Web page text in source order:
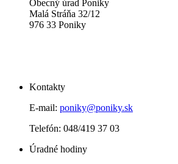
Obecný úrad Poniky
Malá Stráňa 32/12
976 33 Poniky
Kontakty
E-mail: poniky@poniky.sk
Telefón: 048/419 37 03
Úradné hodiny